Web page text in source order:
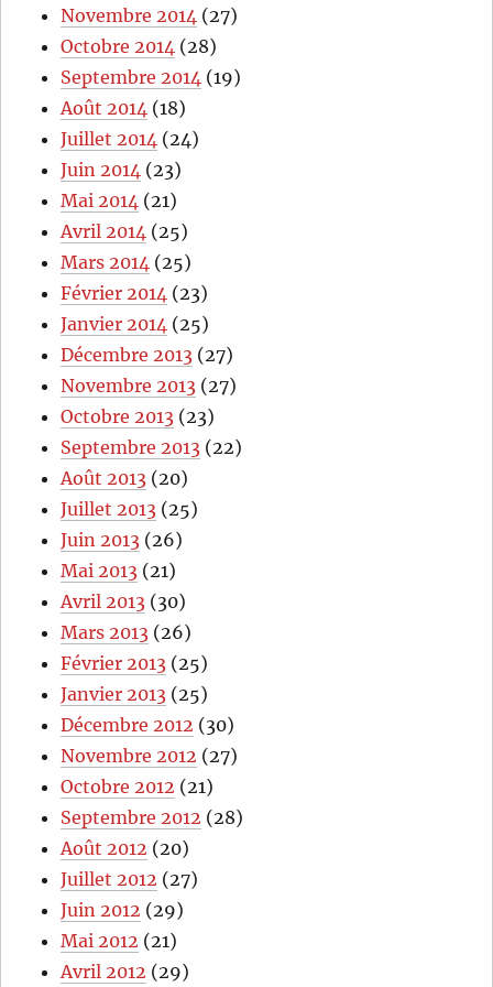
Novembre 2014 (27)
Octobre 2014 (28)
Septembre 2014 (19)
Août 2014 (18)
Juillet 2014 (24)
Juin 2014 (23)
Mai 2014 (21)
Avril 2014 (25)
Mars 2014 (25)
Février 2014 (23)
Janvier 2014 (25)
Décembre 2013 (27)
Novembre 2013 (27)
Octobre 2013 (23)
Septembre 2013 (22)
Août 2013 (20)
Juillet 2013 (25)
Juin 2013 (26)
Mai 2013 (21)
Avril 2013 (30)
Mars 2013 (26)
Février 2013 (25)
Janvier 2013 (25)
Décembre 2012 (30)
Novembre 2012 (27)
Octobre 2012 (21)
Septembre 2012 (28)
Août 2012 (20)
Juillet 2012 (27)
Juin 2012 (29)
Mai 2012 (21)
Avril 2012 (29)